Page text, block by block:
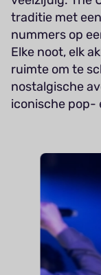
traditie met
nummers op
Elke noot, elk
ruimte om te
nostalgische
iconische pop-